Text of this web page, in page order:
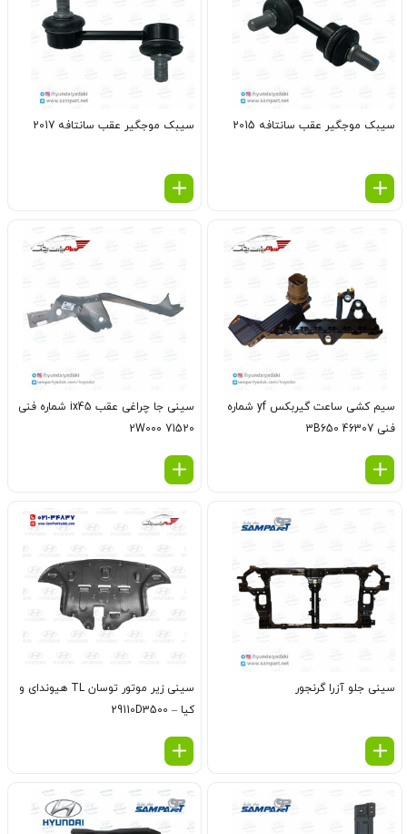
سیبک موجگیر عقب سانتافه 2015 سیبک موجگیر عقب سانتافه 2017
سیم کشی ساعت گیربکس yf شماره
فنی 46307 3B650
سینی جا چراغی عقب ix45 شماره فنی
71520 2W000
سینی جلو آزرا گرنجور
سینی زیر موتور توسان TL هیوندای و
کیا – 29110D3500